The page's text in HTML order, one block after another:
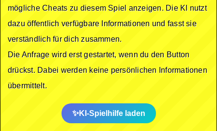
mögliche Cheats zu diesem Spiel anzeigen. Die KI nutzt
dazu öffentlich verfügbare Informationen und fasst sie
verständlich für dich zusammen.
Die Anfrage wird erst gestartet, wenn du den Button
drückst. Dabei werden keine persönlichen Informationen
übermittelt.
KI-Spielhilfe laden